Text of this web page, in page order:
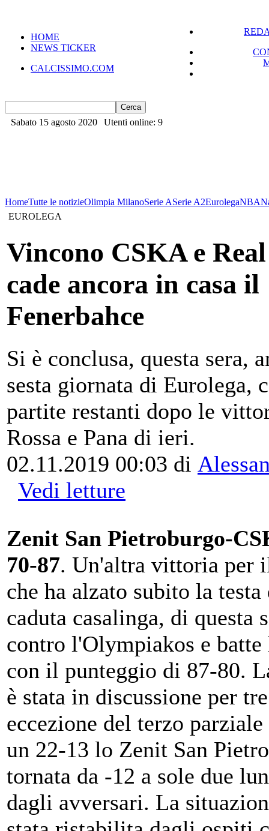
HOME
NEWS TICKER
CALCISSIMO.COM
Sabato 15 agosto 2020 Utenti online: 9
HomeTutte le notizieOlimpia MilanoSerie ASerie A2EurolegaNBA
EUROLEGA
Vincono CSKA e
cade ancora in casa il
Fenerbahce
Si è conclusa, questa sera,
sesta giornata di Eurolega,
partite restanti dopo le
Rossa e Pana di ieri.
02.11.2019 00:03 di
Vedi letture
Zenit San Pietroburgo-
70-87. Un'altra vittoria per
che ha alzato subito la testa
caduta casalinga, di questa
contro l'Olympiakos e
con il punteggio di 87-80.
è stata in discussione per
eccezione del terzo
un 22-13 lo Zenit San
tornata da -12 a sole due
dagli avversari. La